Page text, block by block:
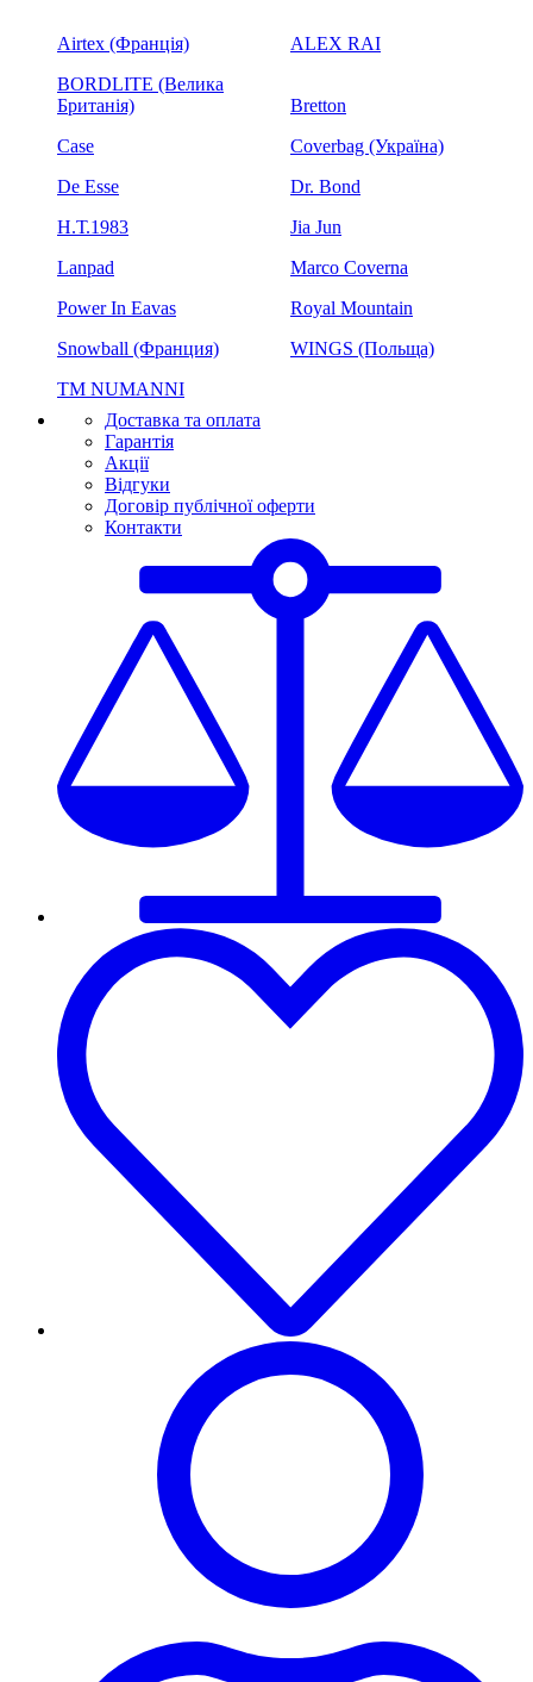
Airtex (Франція)
ALEX RAI
BORDLITE (Велика
Британія)
Bretton
Case
Coverbag (Україна)
De Esse
Dr. Bond
H.Т.1983
Jia Jun
Lanpad
Marco Coverna
Power In Eavas
Royal Mountain
Snowball (Франция)
WINGS (Польща)
ТМ NUMANNI
Доставка та оплата
Гарантія
Акції
Відгуки
Договір публічної оферти
Контакти